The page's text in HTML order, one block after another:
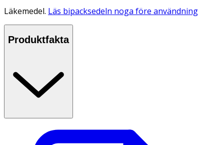
Läkemedel. Läs bipacksedeln noga före användning
Produktfakta